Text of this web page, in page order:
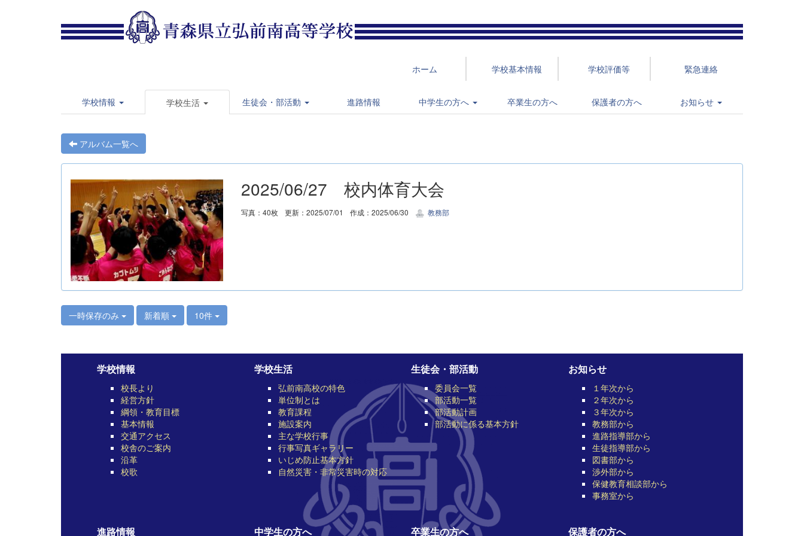
ホーム 学校基本情報 学校評価等 緊急連絡
学校情報 学校生活 生徒会・部活動 進路情報 中学生の方へ 卒業生の方へ 保護者の方へ お知らせ
アルバム一覧へ
2025/06/27 校内体育大会
写真：40枚 更新：2025/07/01 作成：2025/06/30 教務部
一時保存のみ 新着順 10件
学校情報
校長より
経営方針
綱領・教育目標
基本情報
交通アクセス
校舎のご案内
沿革
校歌
学校生活
弘前南高校の特色
単位制とは
教育課程
施設案内
主な学校行事
行事写真ギャラリー
いじめ防止基本方針
自然災害・非常災害時の対応
生徒会・部活動
委員会一覧
部活動一覧
部活動計画
部活動に係る基本方針
お知らせ
１年次から
２年次から
３年次から
教務部から
進路指導部から
生徒指導部から
図書部から
渉外部から
保健教育相談部から
事務室から
進路情報 中学生の方へ 卒業生の方へ 保護者の方へ